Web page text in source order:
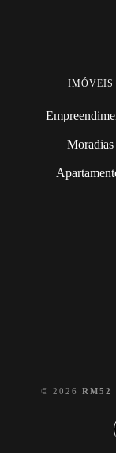
IMÓVEIS
Moradias
© 2026 RM52